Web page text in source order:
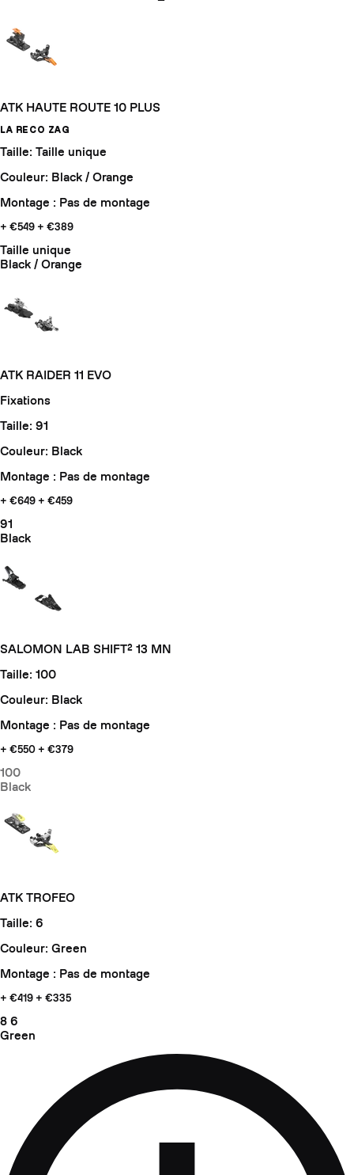
ATK HAUTE ROUTE 10 PLUS
LA RECO ZAG
Taille: Taille unique
Couleur: Black / Orange
Montage : Pas de montage
+ €549 + €389
Taille unique
Black / Orange
ATK RAIDER 11 EVO
Fixations
Taille: 91
Couleur: Black
Montage : Pas de montage
+ €649 + €459
91
Black
SALOMON LAB SHIFT² 13 MN
Taille: 100
Couleur: Black
Montage : Pas de montage
+ €550 + €379
100
Black
ATK TROFEO
Taille: 6
Couleur: Green
Montage : Pas de montage
+ €419 + €335
8 6
Green